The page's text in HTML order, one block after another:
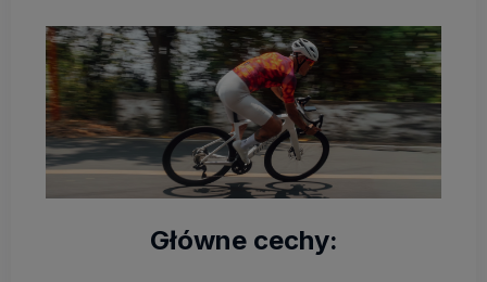
Główne cechy: